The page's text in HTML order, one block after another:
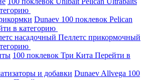
Dunaev 100 поклевок Pelican
в категорию
насадочный Пеллетс прикормочный
100 поклевок Три Кита Перейти в
и добавки Dunaev Allvega 100